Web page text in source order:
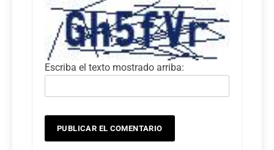
Escriba el texto mostrado arriba: